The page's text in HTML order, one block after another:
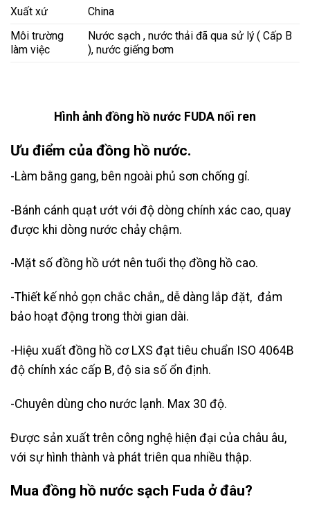
Xuất xứ
China
Môi trường
làm việc
Nước sạch , nước thải đã qua sử lý ( Cấp B
), nước giếng bơm
Hình ảnh đồng hồ nước FUDA nối ren
Ưu điểm của đồng hồ nước.
-Làm bằng gang, bên ngoài phủ sơn chống gỉ.
-Bánh cánh quạt ướt với độ dòng chính xác cao, quay
được khi dòng nước chảy chậm.
-Mặt số đồng hồ ướt nên tuổi thọ đồng hồ cao.
-Thiết kế nhỏ gọn chắc chắn,, dễ dàng lắp đặt, đảm
bảo hoạt động trong thời gian dài.
-Hiệu xuất đồng hồ cơ LXS đạt tiêu chuẩn ISO 4064B
độ chính xác cấp B, độ sia số ổn định.
-Chuyên dùng cho nước lạnh. Max 30 độ.
Được sản xuất trên công nghệ hiện đại của châu âu,
với sự hình thành và phát triên qua nhiều thập.
Mua đồng hồ nước sạch Fuda ở đâu?